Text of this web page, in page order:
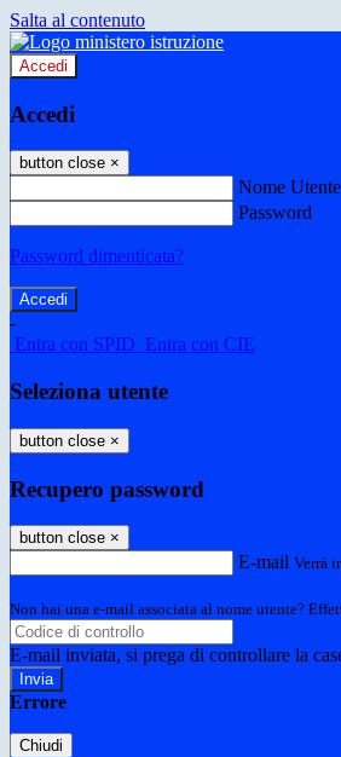
Salta al contenuto
Accedi
Accedi
button close ×
Nome Utente
Password
Password dimenticata?
-
Entra con SPID Entra con CIE
Seleziona utente
button close ×
Recupero password
button close ×
E-mail Verrà
Non hai una e-mail associata al nome utente?
E-mail inviata, si prega di controllare la
Errore
Chiudi